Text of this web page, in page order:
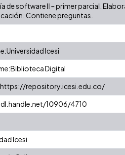
de software II – primer parcial.
Contiene preguntas.
Icesi
Digital
repository.icesi.edu.co/
10906/4710
Icesi